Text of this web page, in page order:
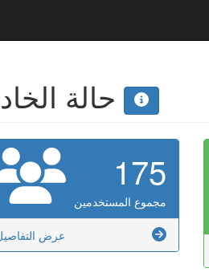
175
مجموع المستخدمين
عرض